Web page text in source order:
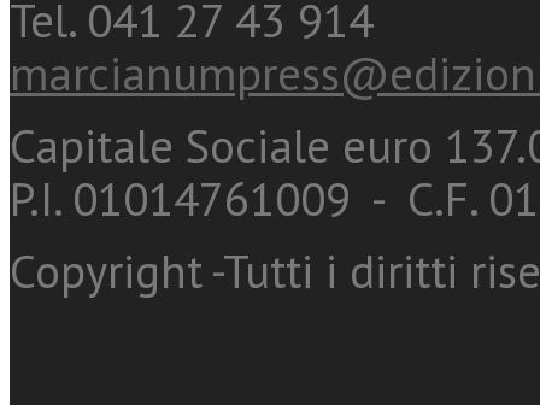
Tel. 041 27 43 914
Capitale Sociale euro
P.I. 01014761009 - C.F.
Copyright -Tutti i diritti